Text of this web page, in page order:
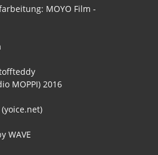
MOYO Film -
MOPPI) 2016
WAVE